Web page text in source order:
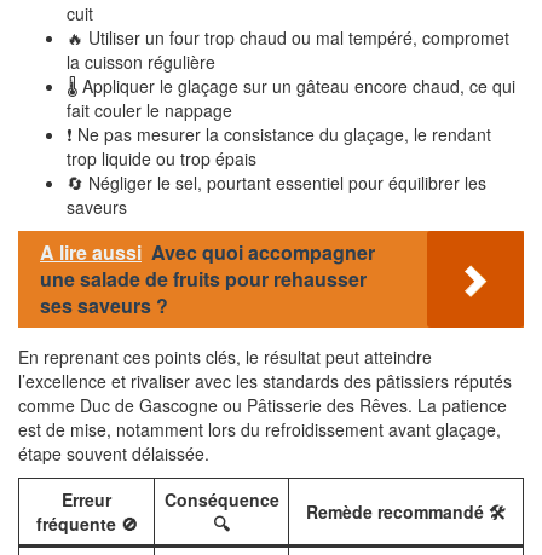
cuit
🔥 Utiliser un four trop chaud ou mal tempéré, compromet
la cuisson régulière
🌡️ Appliquer le glaçage sur un gâteau encore chaud, ce qui
fait couler le nappage
❗ Ne pas mesurer la consistance du glaçage, le rendant
trop liquide ou trop épais
🔄 Négliger le sel, pourtant essentiel pour équilibrer les
saveurs
A lire aussi Avec quoi accompagner
une salade de fruits pour rehausser
ses saveurs ?
En reprenant ces points clés, le résultat peut atteindre
l’excellence et rivaliser avec les standards des pâtissiers réputés
comme Duc de Gascogne ou Pâtisserie des Rêves. La patience
est de mise, notamment lors du refroidissement avant glaçage,
étape souvent délaissée.
Erreur
fréquente 🚫
Conséquence
🔍
Remède recommandé 🛠️